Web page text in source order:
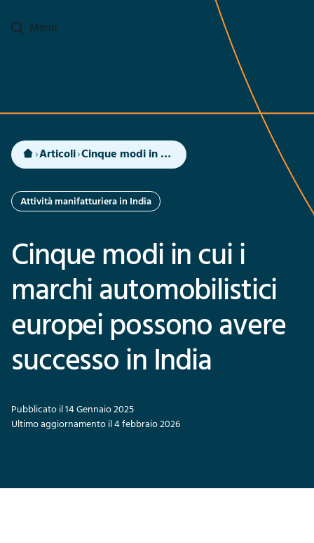
Menù
Articoli Cinque modi in cui i marchi automobilistici europei possono avere successo in India
Attività manifatturiera in India
Cinque modi in cui i
marchi automobilistici
europei possono avere
successo in India
Pubblicato il 14 Gennaio 2025
Ultimo aggiornamento il 4 febbraio 2026